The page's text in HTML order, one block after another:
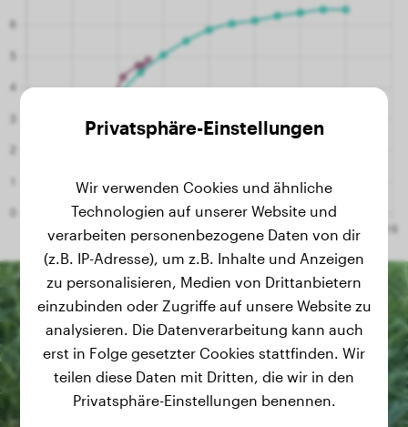
Privatsphäre-Einstellungen
Wir verwenden Cookies und ähnliche
Technologien auf unserer Website und
verarbeiten personenbezogene Daten von dir
(z.B. IP-Adresse), um z.B. Inhalte und Anzeigen
zu personalisieren, Medien von Drittanbietern
einzubinden oder Zugriffe auf unsere Website zu
analysieren. Die Datenverarbeitung kann auch
erst in Folge gesetzter Cookies stattfinden. Wir
teilen diese Daten mit Dritten, die wir in den
Privatsphäre-Einstellungen benennen.